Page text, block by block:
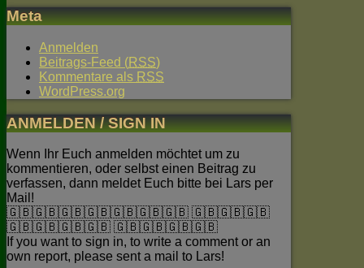
Meta
Anmelden
Beitrags-Feed (RSS)
Kommentare als RSS
WordPress.org
ANMELDEN / SIGN IN
Wenn Ihr Euch anmelden möchtet um zu
kommentieren, oder selbst einen Beitrag zu
verfassen, dann meldet Euch bitte bei Lars per
Mail!
🇬🇧🇬🇧🇬🇧🇬🇧🇬🇧🇬🇧🇬🇧 🇬🇧🇬🇧🇬🇧
🇬🇧🇬🇧🇬🇧🇬🇧 🇬🇧🇬🇧🇬🇧🇬🇧
If you want to sign in, to write a comment or an
own report, please sent a mail to Lars!